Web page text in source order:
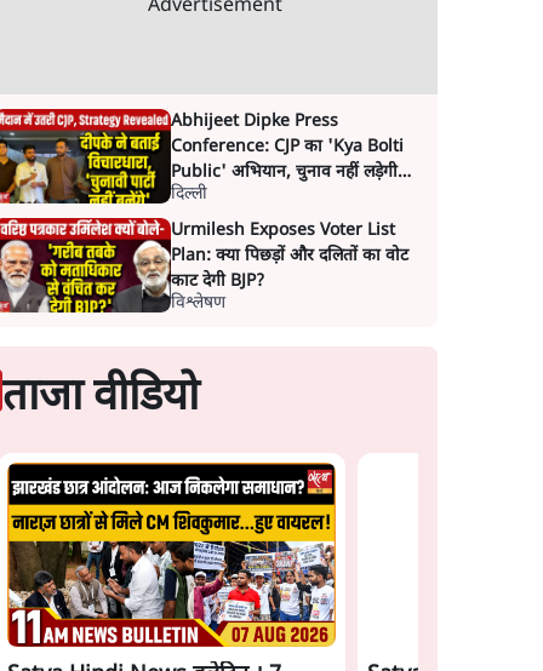
Advertisement
Abhijeet Dipke Press
Conference: CJP का 'Kya Bolti
Public' अभियान, चुनाव नहीं लड़ेगी
CJP!
दिल्ली
Urmilesh Exposes Voter List
Plan: क्या पिछड़ों और दलितों का वोट
काट देगी BJP?
विश्लेषण
ताजा वीडियो